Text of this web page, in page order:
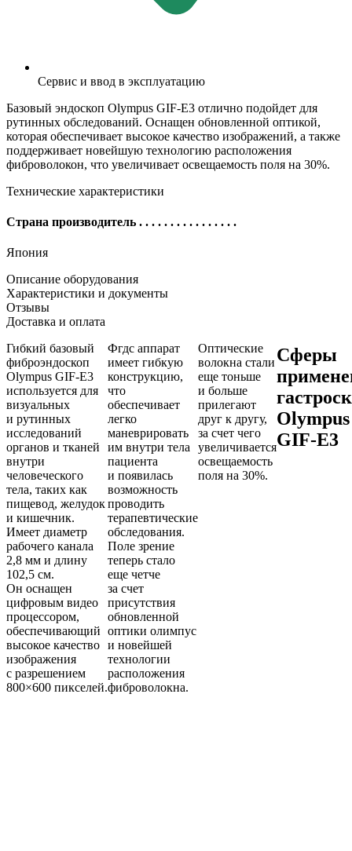
Сервис и ввод в эксплуатацию
Базовый эндоскоп Olympus GIF-E3 отлично подойдет для
рутинных обследований. Оснащен обновленной оптикой,
которая обеспечивает высокое качество изображений, а также
поддерживает новейшую технологию расположения
фиброволокон, что увеличивает освещаемость поля на 30%.
Технические характеристики
Страна производитель . . . . . . . . . . . . . . . .
Япония
Описание оборудования
Характеристики и документы
Отзывы
Доставка и оплата
Гибкий базовый
фиброэндоскоп
Olympus GIF-E3
используется для
визуальных
и рутинных
исследований
органов и тканей
внутри
человеческого
тела, таких как
пищевод, желудок
и кишечник.
Имеет диаметр
рабочего канала
2,8 мм и длину
102,5 см.
Он оснащен
цифровым видео
процессором,
обеспечивающий
высокое качество
изображения
с разрешением
800×600 пикселей.
Фгдс аппарат
имеет гибкую
конструкцию,
что
обеспечивает
легко
маневрировать
им внутри тела
пациента
и появилась
возможность
проводить
терапевтические
обследования.
Поле зрение
теперь стало
еще четче
за счет
присутствия
обновленной
оптики олимпус
и новейшей
технологии
расположения
фиброволокна.
Оптические
волокна стали
еще тоньше
и больше
прилегают
друг к другу,
за счет чего
увеличивается
освещаемость
поля на 30%.
Сферы
Olympus
GIF-E3